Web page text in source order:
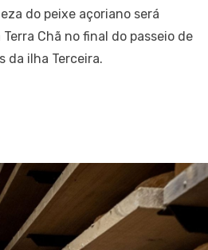
do peixe açoriano será
Chã no final do passeio de
da ilha Terceira.